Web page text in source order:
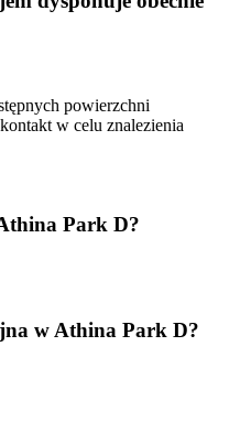
powierzchni
w celu znalezienia
Park D?
w Athina Park D?